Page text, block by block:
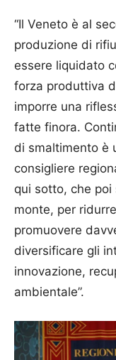
“Il Veneto è al
produzione di
essere liquidato
forza produttiva
imporre una
fatte finora.
di smaltimento è
consigliere
qui sotto, che poi
monte, per
promuovere
diversificare gli
innovazione,
ambientale”.